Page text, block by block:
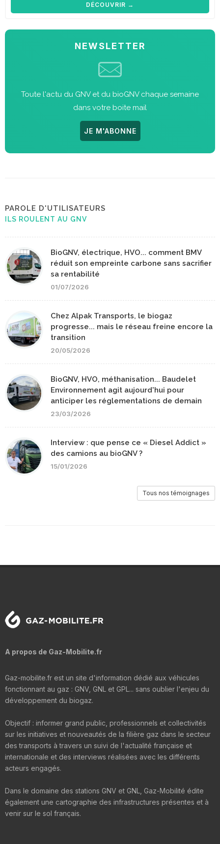
DÉCOUVRIR →
NEWSLETTER
Toute l'actu du GNV et du bioGNV chaque semaine
dans votre boite mail
JE M'ABONNE
PAROLE D'UTILISATEURS
ILS ROULENT AU GNV
BioGNV, électrique, HVO... comment BMV
réduit son empreinte carbone sans sacrifier
sa rentabilité
01/07/2026
Chez Alpak Transports, le biogaz
progresse... mais le réseau freine encore la
transition
20/05/2026
BioGNV, HVO, méthanisation... Baudelet
Environnement agit aujourd'hui pour
anticiper les réglementations de demain
23/03/2026
Interview : que pense ce « Diesel Addict »
des camions au bioGNV ?
15/01/2026
Tous nos témoignages
A propos de Gaz-Mobilite.fr
Gaz-mobilite.fr est un site d'information dédié aux véhicules
fonctionnant au gaz : GNV, GNL et GPL... sans oublier l'enjeu du
développement du biogaz.
Objectif : informer grand public, professionnels et collectivités
sur les initiatives et nouveautés de la filière gaz dans le secteur
des transports à travers un suivi de l'actualité française et
internationale et des interviews réalisées avec les différents
acteurs engagés.
Dans le domaine des stations GNV et GNL, Gaz-Mobilité édite
également une cartographie des infrastructures présentes et à
venir sur le sol français.